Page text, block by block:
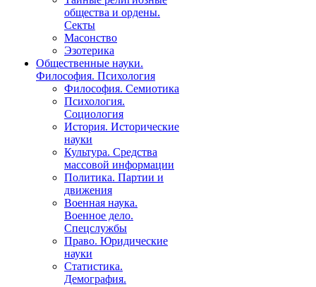
общества и ордены.
Секты
Масонство
Эзотерика
Общественные науки.
Философия. Психология
Философия. Семиотика
Психология.
Социология
История. Исторические
науки
Культура. Средства
массовой информации
Политика. Партии и
движения
Военная наука.
Военное дело.
Спецслужбы
Право. Юридические
науки
Статистика.
Демография.